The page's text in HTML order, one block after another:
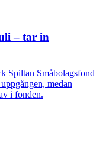
– tar in
Spiltan Småbolagsfond
medan
i fonden.